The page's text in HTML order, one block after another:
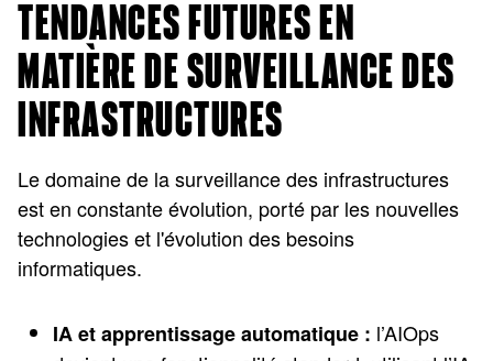
TENDANCES FUTURES EN
MATIÈRE DE SURVEILLANCE DES
INFRASTRUCTURES
Le domaine de la surveillance des infrastructures
est en constante évolution, porté par les nouvelles
technologies et l'évolution des besoins
informatiques.
IA et apprentissage automatique : l’AIOps